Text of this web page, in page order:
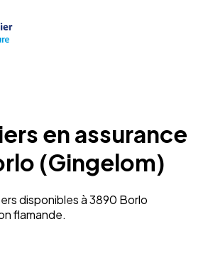
en assurance
(Gingelom)
disponibles à 3890 Borlo
flamande.